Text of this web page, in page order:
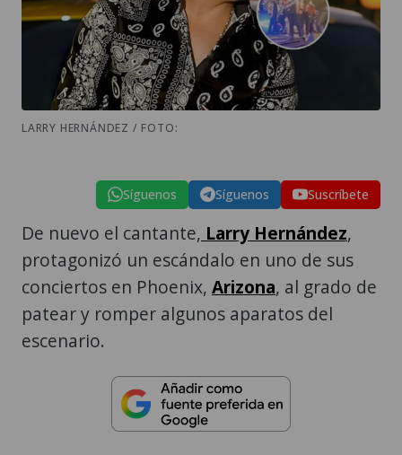
LARRY HERNÁNDEZ / FOTO:
Síguenos Síguenos Suscríbete
De nuevo el cantante, Larry Hernández,
protagonizó un escándalo en uno de sus
conciertos en Phoenix, Arizona, al grado de
patear y romper algunos aparatos del
escenario.